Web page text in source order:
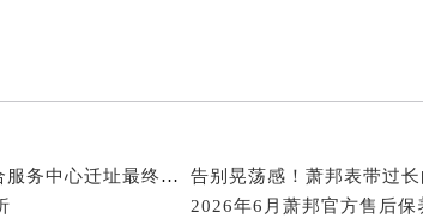
王府井东方广场W3座6层602室萧邦售后服务中
临河区新华街萧邦售后服务中心（需提前预约）
区哈达街萧邦售后服务中心（需提前预约）
东胜区伊金霍洛街萧邦售后服务中心（需提前预
2026年8月萧邦官方售后维修与保养综合服务中心迁址最终确认
告别晃荡感！萧邦表带过